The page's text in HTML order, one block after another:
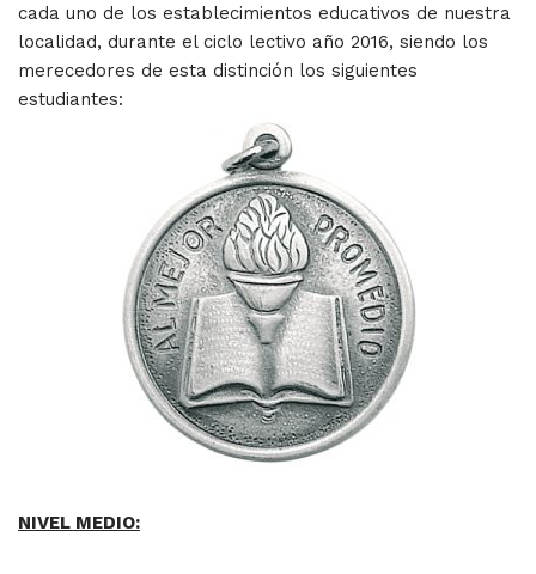
cada uno de los establecimientos educativos de nuestra
localidad, durante el ciclo lectivo año 2016, siendo los
merecedores de esta distinción los siguientes
estudiantes:
NIVEL MEDIO: